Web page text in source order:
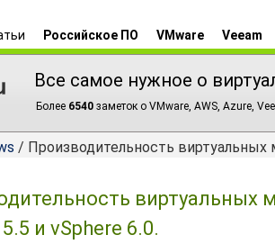
Российское ПО VMware Veeam
Все самое нужное о
Более 6540 заметок о VMware, AWS, Azure,
/ Производительность виртуальных
виртуальных
и vSphere 6.0.